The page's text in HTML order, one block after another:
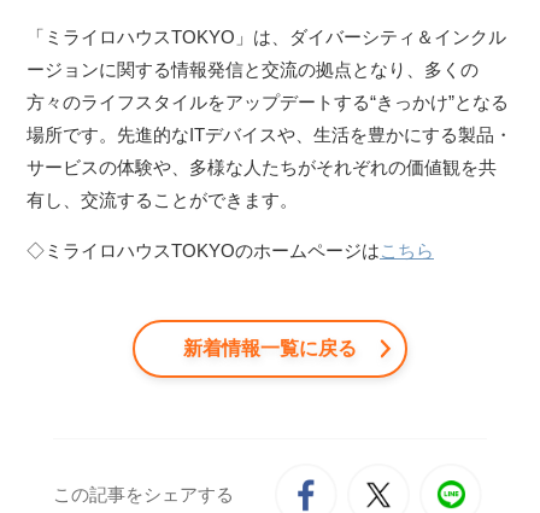
「ミライロハウスTOKYO」は、ダイバーシティ＆インクル
ージョンに関する情報発信と交流の拠点となり、多くの
方々のライフスタイルをアップデートする“きっかけ”となる
場所です。先進的なITデバイスや、生活を豊かにする製品・
サービスの体験や、多様な人たちがそれぞれの価値観を共
有し、交流することができます。
◇ミライロハウスTOKYOのホームページはこちら
新着情報一覧に戻る
この記事をシェアする